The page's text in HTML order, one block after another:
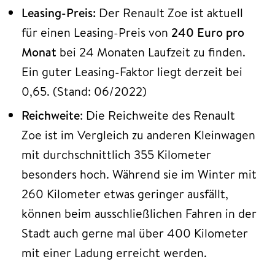
Leasing-Preis: Der Renault Zoe ist aktuell
für einen Leasing-Preis von 240 Euro pro
Monat bei 24 Monaten Laufzeit zu finden.
Ein guter Leasing-Faktor liegt derzeit bei
0,65. (Stand: 06/2022)
Reichweite: Die Reichweite des Renault
Zoe ist im Vergleich zu anderen Kleinwagen
mit durchschnittlich 355 Kilometer
besonders hoch. Während sie im Winter mit
260 Kilometer etwas geringer ausfällt,
können beim ausschließlichen Fahren in der
Stadt auch gerne mal über 400 Kilometer
mit einer Ladung erreicht werden.